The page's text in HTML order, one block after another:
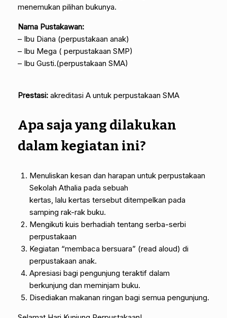
menemukan pilihan bukunya.
Nama Pustakawan:
– Ibu Diana (perpustakaan anak)
– Ibu Mega ( perpustakaan SMP)
– Ibu Gusti.(perpustakaan SMA)
Prestasi: akreditasi A untuk perpustakaan SMA
Apa saja yang dilakukan
dalam kegiatan ini?
Menuliskan kesan dan harapan untuk perpustakaan
Sekolah Athalia pada sebuah
kertas, lalu kertas tersebut ditempelkan pada
samping rak-rak buku.
Mengikuti kuis berhadiah tentang serba-serbi
perpustakaan
Kegiatan “membaca bersuara” (read aloud) di
perpustakaan anak.
Apresiasi bagi pengunjung teraktif dalam
berkunjung dan meminjam buku.
Disediakan makanan ringan bagi semua pengunjung.